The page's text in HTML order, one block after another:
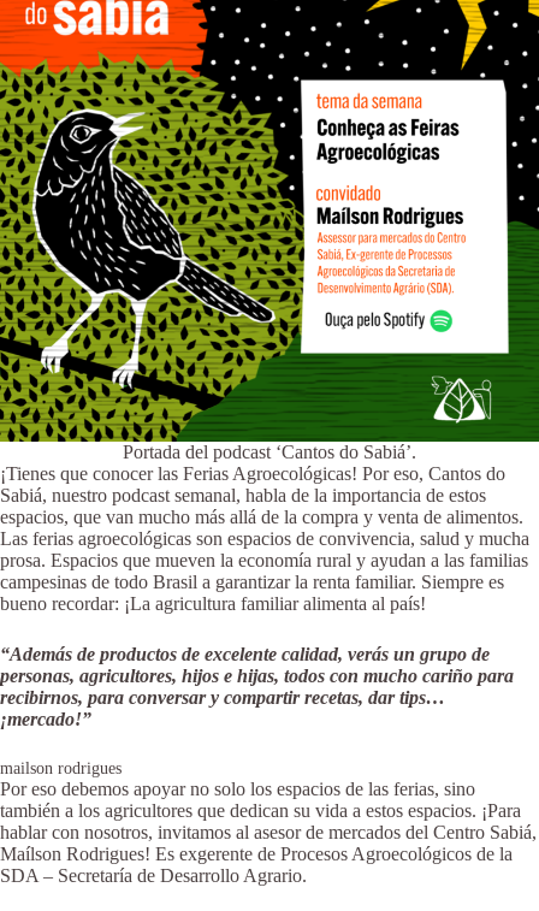
Portada del podcast ‘Cantos do Sabiá’.
¡Tienes que conocer las Ferias Agroecológicas! Por eso, Cantos do
Sabiá, nuestro podcast semanal, habla de la importancia de estos
espacios, que van mucho más allá de la compra y venta de alimentos.
Las ferias agroecológicas son espacios de convivencia, salud y mucha
prosa. Espacios que mueven la economía rural y ayudan a las familias
campesinas de todo Brasil a garantizar la renta familiar. Siempre es
bueno recordar: ¡La agricultura familiar alimenta al país!
“Además de productos de excelente calidad, verás un grupo de
personas, agricultores, hijos e hijas, todos con mucho cariño para
recibirnos, para conversar y compartir recetas, dar tips…
¡mercado!”
mailson rodrigues
Por eso debemos apoyar no solo los espacios de las ferias, sino
también a los agricultores que dedican su vida a estos espacios. ¡Para
hablar con nosotros, invitamos al asesor de mercados del Centro Sabiá,
Maílson Rodrigues! Es exgerente de Procesos Agroecológicos de la
SDA – Secretaría de Desarrollo Agrario.